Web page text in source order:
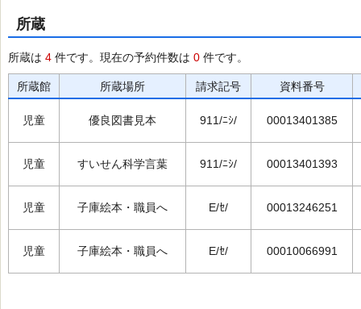
所蔵
所蔵は 4 件です。現在の予約件数は 0 件です。
所蔵館 所蔵場所 請求記号 資料番号
児童 優良図書見本 911/ﾆｼ/ 00013401385
児童 すいせん科学言葉 911/ﾆｼ/ 00013401393
児童 子庫絵本・職員へ E/ｾ/ 00013246251
児童 子庫絵本・職員へ E/ｾ/ 00010066991